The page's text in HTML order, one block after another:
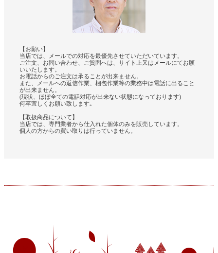
【お願い】
当店では、メールでの対応を最優先させていただいています。
ご注文、お問い合わせ、ご質問へは、サイト上又はメールにてお願
いいたします。
お電話からのご注文は承ることが出来ません。
また、メールへの返信作業、梱包作業等の業務中は電話に出ること
が出来ません。
(現状、ほぼ全ての電話対応が出来ない状態になっております)
何卒宜しくお願い致します｡
【取扱商品について】
当店では、専門業者から仕入れた個体のみを販売しています。
個人の方からの買い取りは行っていません。